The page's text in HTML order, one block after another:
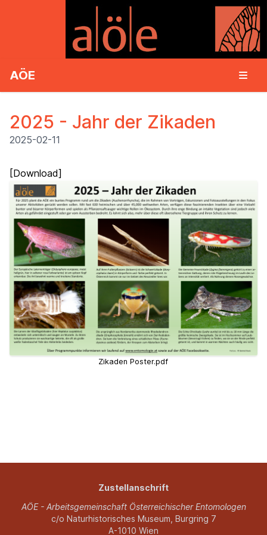
AÖE
2025 - Jahr der Zikaden
2025-02-11
[Download]
Zikaden Poster.pdf
Zustellanschrift
AÖE - Arbeitsgemeinschaft Österreichischer Entomologen
c/o Naturhistorisches Museum, Burgring 7
A-1010 Wien